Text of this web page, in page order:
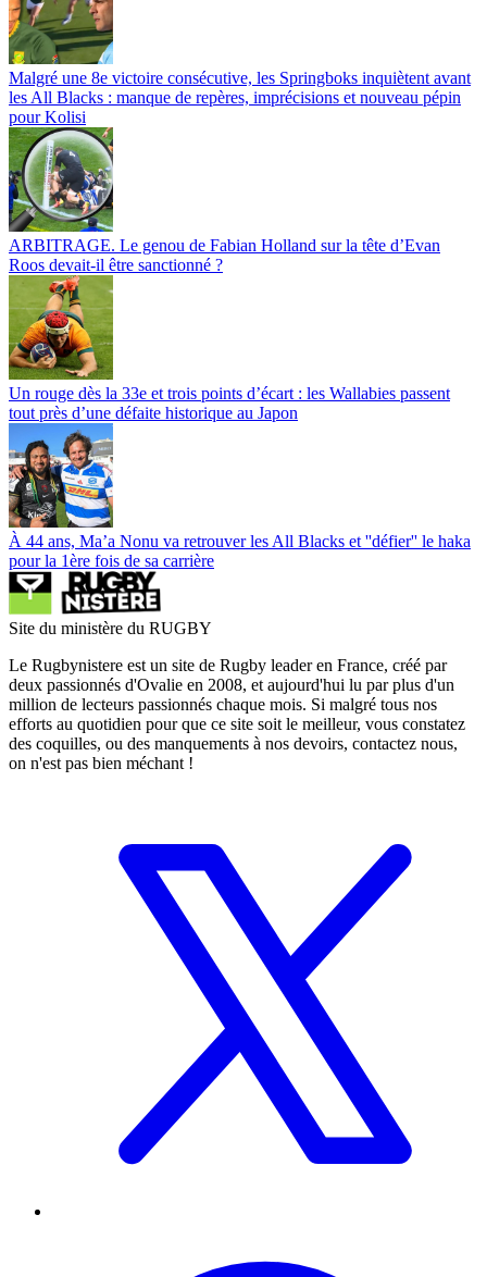
Malgré une 8e victoire consécutive, les Springboks inquiètent avant
les All Blacks : manque de repères, imprécisions et nouveau pépin
pour Kolisi
ARBITRAGE. Le genou de Fabian Holland sur la tête d’Evan
Roos devait-il être sanctionné ?
Un rouge dès la 33e et trois points d’écart : les Wallabies passent
tout près d’une défaite historique au Japon
À 44 ans, Ma’a Nonu va retrouver les All Blacks et ''défier'' le haka
pour la 1ère fois de sa carrière
Site du ministère du RUGBY
Le Rugbynistere est un site de Rugby leader en France, créé par
deux passionnés d'Ovalie en 2008, et aujourd'hui lu par plus d'un
million de lecteurs passionnés chaque mois. Si malgré tous nos
efforts au quotidien pour que ce site soit le meilleur, vous constatez
des coquilles, ou des manquements à nos devoirs, contactez nous,
on n'est pas bien méchant !